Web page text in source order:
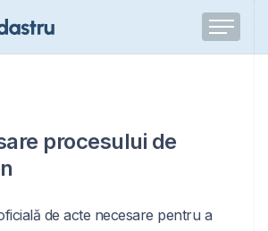
procesului de
de acte necesare pentru a